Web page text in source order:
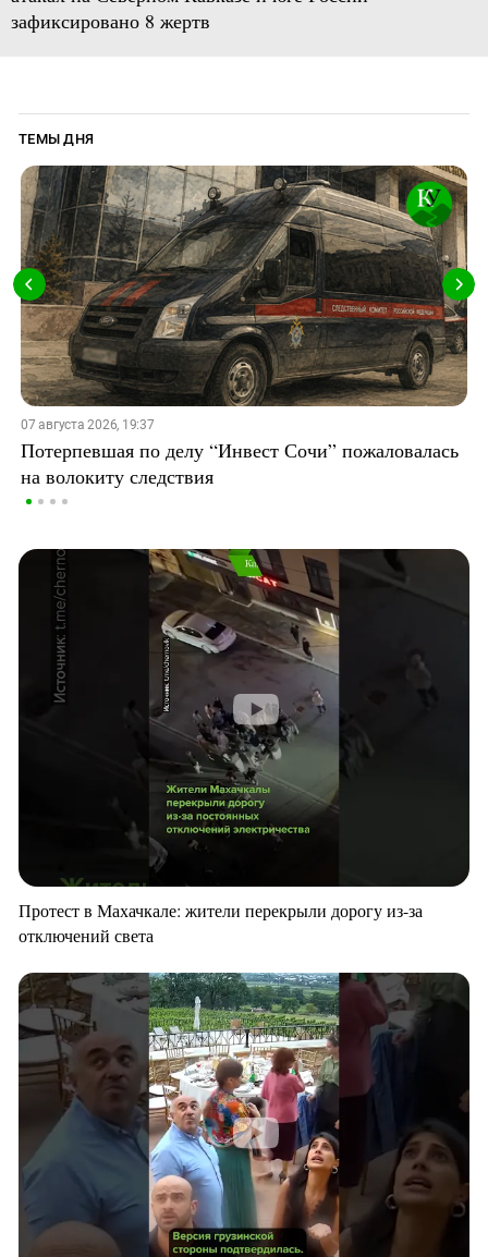
зафиксировано 8 жертв
ТЕМЫ ДНЯ
07 августа 2026, 19:37
Потерпевшая по делу “Инвест Сочи” пожаловалась
на волокиту следствия
Протест в Махачкале: жители перекрыли дорогу из-за
отключений света